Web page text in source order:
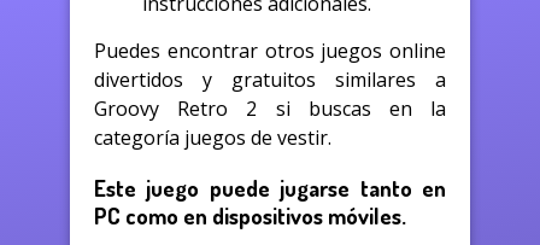
Puedes encontrar otros juegos online
divertidos y gratuitos similares a
Groovy Retro 2 si buscas en la
categoría juegos de vestir.
Este juego puede jugarse tanto en
PC como en dispositivos móviles.